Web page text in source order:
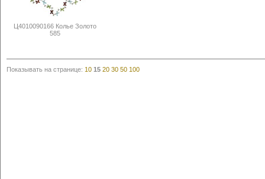
Ц4010090166 Колье Золото
585
Показывать на странице: 10 15 20 30 50 100